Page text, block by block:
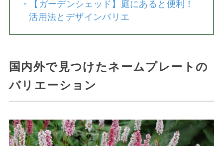
・
【ガーデンシェッド】庭にあると便利！
活用法とデザインバリエ
国内外で見つけたネームプレートの
バリエーション